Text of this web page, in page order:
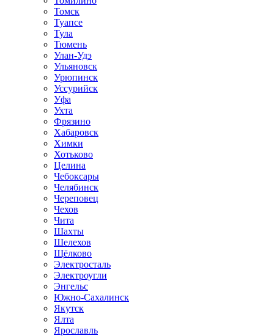
Томск
Туапсе
Тула
Тюмень
Улан-Удэ
Ульяновск
Урюпинск
Уссурийск
Уфа
Ухта
Фрязино
Хабаровск
Химки
Хотьково
Целина
Чебоксары
Челябинск
Череповец
Чехов
Чита
Шахты
Шелехов
Щёлково
Электросталь
Электроугли
Энгельс
Южно-Сахалинск
Якутск
Ялта
Ярославль